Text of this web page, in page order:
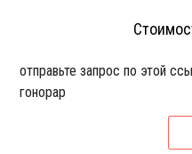
отправьте запрос по этой
гонорар